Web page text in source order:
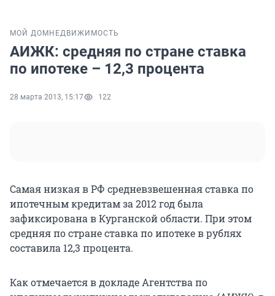
МОЙ ДОМ НЕДВИЖИМОСТЬ
АИЖК: средняя по стране ставка
по ипотеке – 12,3 процента
28 марта 2013, 15:17 122
Самая низкая в РФ средневзвешенная ставка по
ипотечным кредитам за 2012 год была
зафиксирована в Курганской области. При этом
средняя по стране ставка по ипотеке в рублях
составила 12,3 процента.
Как отмечается в докладе Агентства по